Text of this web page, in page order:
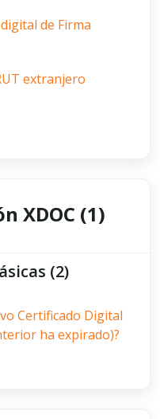
de Firma
extranjero
XDOC (1)
(2)
Certificado Digital
ha expirado)?